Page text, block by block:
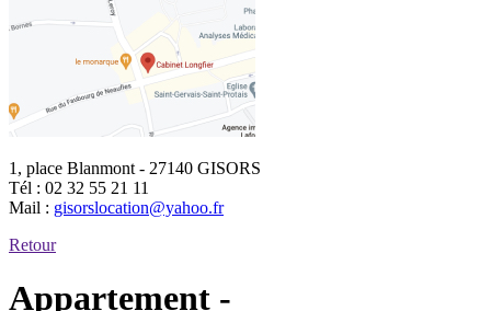
1, place Blanmont - 27140 GISORS
Tél : 02 32 55 21 11
Mail : gisorslocation@yahoo.fr
Retour
Appartement -